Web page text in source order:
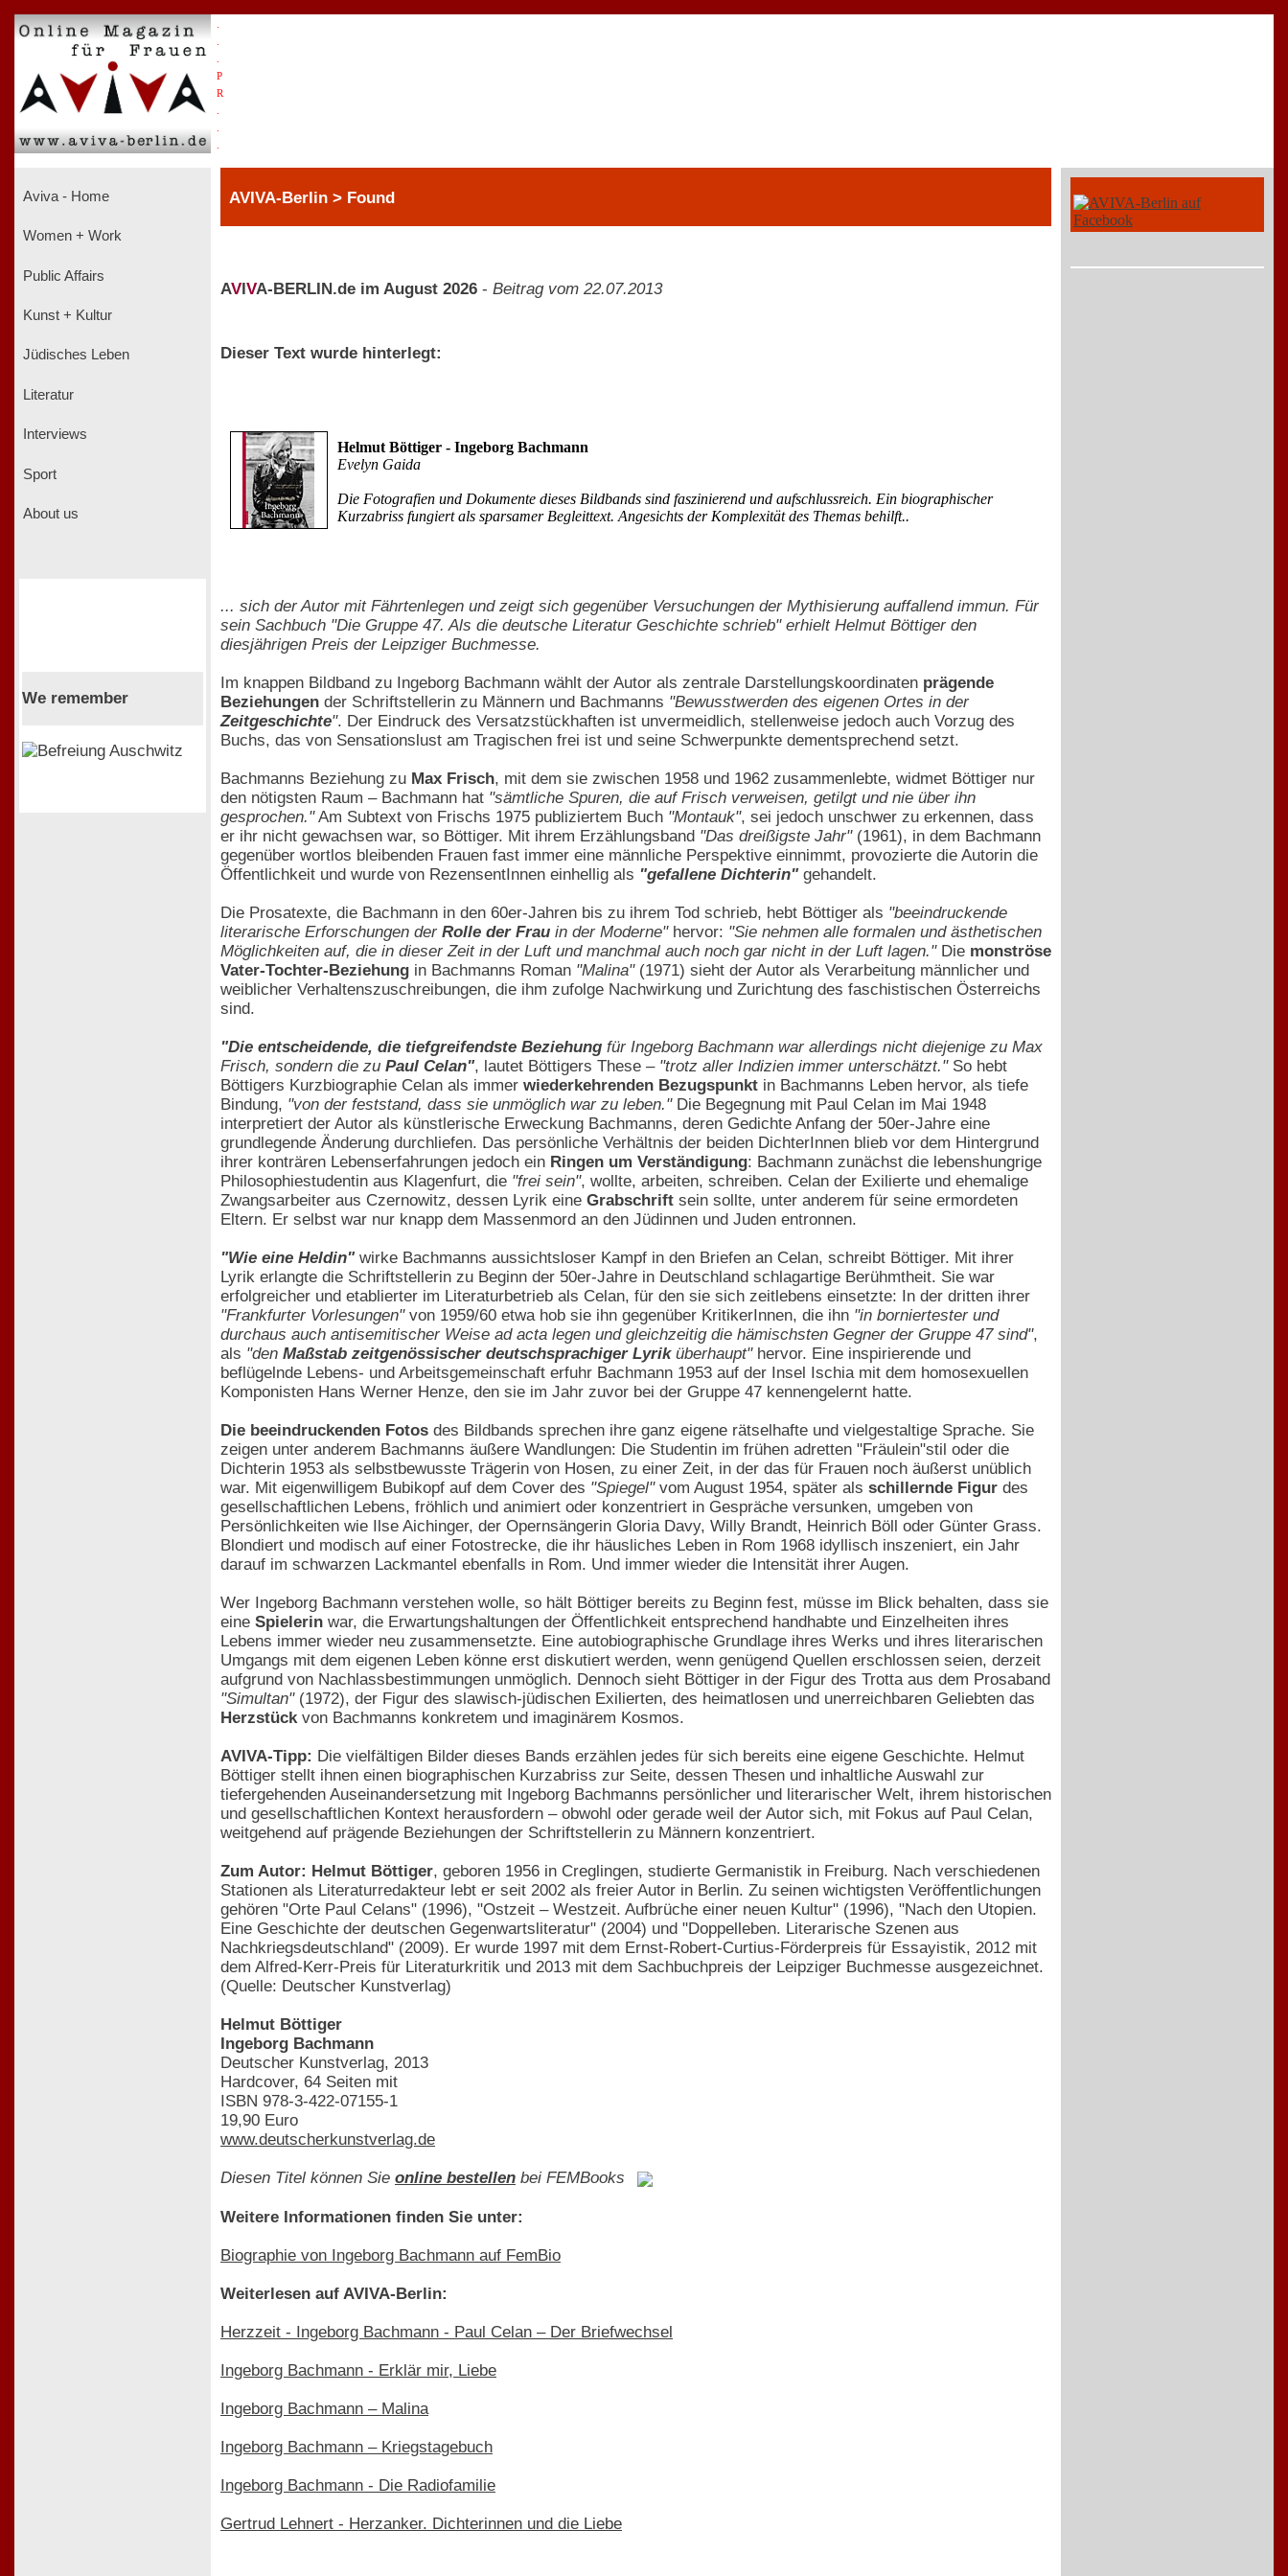
P
R
Aviva - Home
Women + Work
Public Affairs
Kunst + Kultur
Jüdisches Leben
Literatur
Interviews
Sport
About us
We remember
AVIVA-Berlin > Found
AV VA-BERLIN.de im August 2026 - Beitrag vom 22.07.2013
Dieser Text wurde hinterlegt:
Helmut Böttiger - Ingeborg Bachmann
Evelyn Gaida
Die Fotografien und Dokumente dieses Bildbands sind faszinierend und aufschlussreich. Ein biographischer
Kurzabriss fungiert als sparsamer Begleittext. Angesichts der Komplexität des Themas behilft..
... sich der Autor mit Fährtenlegen und zeigt sich gegenüber Versuchungen der Mythisierung auffallend immun. Für
sein Sachbuch "Die Gruppe 47. Als die deutsche Literatur Geschichte schrieb" erhielt Helmut Böttiger den
diesjährigen Preis der Leipziger Buchmesse.
Im knappen Bildband zu Ingeborg Bachmann wählt der Autor als zentrale Darstellungskoordinaten prägende
Beziehungen der Schriftstellerin zu Männern und Bachmanns "Bewusstwerden des eigenen Ortes in der
Zeitgeschichte". Der Eindruck des Versatzstückhaften ist unvermeidlich, stellenweise jedoch auch Vorzug des
Buchs, das von Sensationslust am Tragischen frei ist und seine Schwerpunkte dementsprechend setzt.
Bachmanns Beziehung zu Max Frisch, mit dem sie zwischen 1958 und 1962 zusammenlebte, widmet Böttiger nur
den nötigsten Raum – Bachmann hat "sämtliche Spuren, die auf Frisch verweisen, getilgt und nie über ihn
gesprochen."Am Subtext von Frischs 1975 publiziertem Buch "Montauk", sei jedoch unschwer zu erkennen, dass
er ihr nicht gewachsen war, so Böttiger. Mit ihrem Erzählungsband "Das dreißigste Jahr"(1961), in dem Bachmann
gegenüber wortlos bleibenden Frauen fast immer eine männliche Perspektive einnimmt, provozierte die Autorin die
Öffentlichkeit und wurde von RezensentInnen einhellig als "gefallene Dichterin" gehandelt.
Die Prosatexte, die Bachmann in den 60er-Jahren bis zu ihrem Tod schrieb, hebt Böttiger als "beeindruckende
literarische Erforschungen der Rolle der Frau in der Moderne"hervor: "Sie nehmen alle formalen und ästhetischen
Möglichkeiten auf, die in dieser Zeit in der Luft und manchmal auch noch gar nicht in der Luft lagen."Die monströse
Vater-Tochter-Beziehung in Bachmanns Roman "Malina"(1971) sieht der Autor als Verarbeitung männlicher und
weiblicher Verhaltenszuschreibungen, die ihm zufolge Nachwirkung und Zurichtung des faschistischen Österreichs
sind.
"Die entscheidende, die tiefgreifendste Beziehung für Ingeborg Bachmann war allerdings nicht diejenige zu Max
Frisch, sondern die zu Paul Celan", lautet Böttigers These – "trotz aller Indizien immer unterschätzt."So hebt
Böttigers Kurzbiographie Celan als immer wiederkehrenden Bezugspunkt in Bachmanns Leben hervor, als tiefe
Bindung, "von der feststand, dass sie unmöglich war zu leben."Die Begegnung mit Paul Celan im Mai 1948
interpretiert der Autor als künstlerische Erweckung Bachmanns, deren Gedichte Anfang der 50er-Jahre eine
grundlegende Änderung durchliefen. Das persönliche Verhältnis der beiden DichterInnen blieb vor dem Hintergrund
ihrer konträren Lebenserfahrungen jedoch ein Ringen um Verständigung: Bachmann zunächst die lebenshungrige
Philosophiestudentin aus Klagenfurt, die "frei sein", wollte, arbeiten, schreiben. Celan der Exilierte und ehemalige
Zwangsarbeiter aus Czernowitz, dessen Lyrik eine Grabschrift sein sollte, unter anderem für seine ermordeten
Eltern. Er selbst war nur knapp dem Massenmord an den Jüdinnen und Juden entronnen.
"Wie eine Heldin" wirke Bachmanns aussichtsloser Kampf in den Briefen an Celan, schreibt Böttiger. Mit ihrer
Lyrik erlangte die Schriftstellerin zu Beginn der 50er-Jahre in Deutschland schlagartige Berühmtheit. Sie war
erfolgreicher und etablierter im Literaturbetrieb als Celan, für den sie sich zeitlebens einsetzte: In der dritten ihrer
"Frankfurter Vorlesungen"von 1959/60 etwa hob sie ihn gegenüber KritikerInnen, die ihn "in borniertester und
durchaus auch antisemitischer Weise ad acta legen und gleichzeitig die hämischsten Gegner der Gruppe 47 sind",
als "den Maßstab zeitgenössischer deutschsprachiger Lyriküberhaupt"hervor. Eine inspirierende und
beflügelnde Lebens- und Arbeitsgemeinschaft erfuhr Bachmann 1953 auf der Insel Ischia mit dem homosexuellen
Komponisten Hans Werner Henze, den sie im Jahr zuvor bei der Gruppe 47 kennengelernt hatte.
Die beeindruckenden Fotos des Bildbands sprechen ihre ganz eigene rätselhafte und vielgestaltige Sprache. Sie
zeigen unter anderem Bachmanns äußere Wandlungen: Die Studentin im frühen adretten "Fräulein"stil oder die
Dichterin 1953 als selbstbewusste Trägerin von Hosen, zu einer Zeit, in der das für Frauen noch äußerst unüblich
war. Mit eigenwilligem Bubikopf auf dem Cover des "Spiegel"vom August 1954, später als schillernde Figur des
gesellschaftlichen Lebens, fröhlich und animiert oder konzentriert in Gespräche versunken, umgeben von
Persönlichkeiten wie Ilse Aichinger, der Opernsängerin Gloria Davy, Willy Brandt, Heinrich Böll oder Günter Grass.
Blondiert und modisch auf einer Fotostrecke, die ihr häusliches Leben in Rom 1968 idyllisch inszeniert, ein Jahr
darauf im schwarzen Lackmantel ebenfalls in Rom. Und immer wieder die Intensität ihrer Augen.
Wer Ingeborg Bachmann verstehen wolle, so hält Böttiger bereits zu Beginn fest, müsse im Blick behalten, dass sie
eine Spielerin war, die Erwartungshaltungen der Öffentlichkeit entsprechend handhabte und Einzelheiten ihres
Lebens immer wieder neu zusammensetzte. Eine autobiographische Grundlage ihres Werks und ihres literarischen
Umgangs mit dem eigenen Leben könne erst diskutiert werden, wenn genügend Quellen erschlossen seien, derzeit
aufgrund von Nachlassbestimmungen unmöglich. Dennoch sieht Böttiger in der Figur des Trotta aus dem Prosaband
"Simultan"(1972), der Figur des slawisch-jüdischen Exilierten, des heimatlosen und unerreichbaren Geliebten das
Herzstückvon Bachmanns konkretem und imaginärem Kosmos.
AVIVA-Tipp: Die vielfältigen Bilder dieses Bands erzählen jedes für sich bereits eine eigene Geschichte. Helmut
Böttiger stellt ihnen einen biographischen Kurzabriss zur Seite, dessen Thesen und inhaltliche Auswahl zur
tiefergehenden Auseinandersetzung mit Ingeborg Bachmanns persönlicher und literarischer Welt, ihrem historischen
und gesellschaftlichen Kontext herausfordern – obwohl oder gerade weil der Autor sich, mit Fokus auf Paul Celan,
weitgehend auf prägende Beziehungen der Schriftstellerin zu Männern konzentriert.
Zum Autor: Helmut Böttiger, geboren 1956 in Creglingen, studierte Germanistik in Freiburg. Nach verschiedenen
Stationen als Literaturredakteur lebt er seit 2002 als freier Autor in Berlin. Zu seinen wichtigsten Veröffentlichungen
gehören "Orte Paul Celans" (1996), "Ostzeit – Westzeit. Aufbrüche einer neuen Kultur" (1996), "Nach den Utopien.
Eine Geschichte der deutschen Gegenwartsliteratur" (2004) und "Doppelleben. Literarische Szenen aus
Nachkriegsdeutschland" (2009). Er wurde 1997 mit dem Ernst-Robert-Curtius-Förderpreis für Essayistik, 2012 mit
dem Alfred-Kerr-Preis für Literaturkritik und 2013 mit dem Sachbuchpreis der Leipziger Buchmesse ausgezeichnet.
(Quelle: Deutscher Kunstverlag)
Helmut Böttiger
Ingeborg Bachmann
Deutscher Kunstverlag, 2013
Hardcover, 64 Seiten mit
ISBN 978-3-422-07155-1
19,90 Euro
www.deutscherkunstverlag.de
Diesen Titel können Sie online bestellen bei FEMBooks
Weitere Informationen finden Sie unter:
Biographie von Ingeborg Bachmann auf FemBio
Weiterlesen auf AVIVA-Berlin:
Herzzeit - Ingeborg Bachmann - Paul Celan – Der Briefwechsel
Ingeborg Bachmann - Erklär mir, Liebe
Ingeborg Bachmann – Malina
Ingeborg Bachmann – Kriegstagebuch
Ingeborg Bachmann - Die Radiofamilie
Gertrud Lehnert - Herzanker. Dichterinnen und die Liebe